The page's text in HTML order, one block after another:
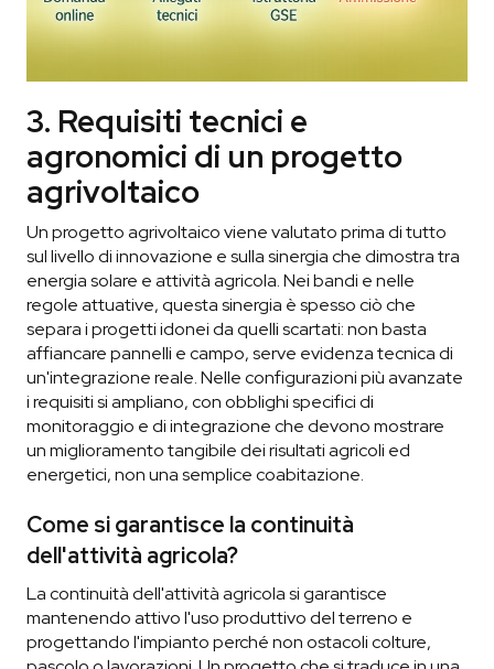
3. Requisiti tecnici e
agronomici di un progetto
agrivoltaico
Un progetto agrivoltaico viene valutato prima di tutto
sul livello di innovazione e sulla sinergia che dimostra tra
energia solare e attività agricola. Nei bandi e nelle
regole attuative, questa sinergia è spesso ciò che
separa i progetti idonei da quelli scartati: non basta
affiancare pannelli e campo, serve evidenza tecnica di
un'integrazione reale. Nelle configurazioni più avanzate
i requisiti si ampliano, con obblighi specifici di
monitoraggio e di integrazione che devono mostrare
un miglioramento tangibile dei risultati agricoli ed
energetici, non una semplice coabitazione.
Come si garantisce la continuità
dell'attività agricola?
La continuità dell'attività agricola si garantisce
mantenendo attivo l'uso produttivo del terreno e
progettando l'impianto perché non ostacoli colture,